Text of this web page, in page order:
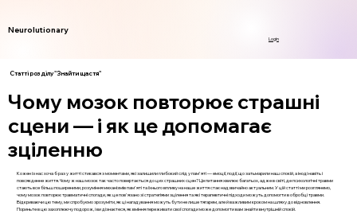
Neurolutionary
Login
Статті розділу "Знайти щастя"
Чому мозок повторює страшні
сцени — і як це допомагає
зціленню
Кожен із нас хоча б раз у житті стикався з моментами, які залишили глибокий слід у пам'яті — емоції, події, що затьмарили наш спокій, а іноді навіть і
повсякденне життя. Чому ж наш мозок так часто повертається до цих страшних сцен? Це питання хвилює багатьох, адже в світі, де психологічні травми
стають все більш поширеними, розуміння механізмів пам'яті та їхнього впливу на наше життя стає надзвичайно актуальним. У цій статті ми розглянемо,
чому мозок повторює травматичні спогади, як це пов'язано зі стратегіями зцілення та які терапевтичні підходи можуть допомогти в обробці травми.
Відкриваючи цю тему, ми спробуємо зрозуміти, як ці нагадування можуть бути не лише тягарем, але й важливим кроком на шляху до відновлення.
Пориньте в цю захоплюючу подорож, і ви дізнаєтеся, як вміння переживати свої спогади може допомогти вам знайти внутрішній спокій.